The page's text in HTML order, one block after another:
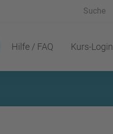
Hilfe / FAQ Kurs-Login